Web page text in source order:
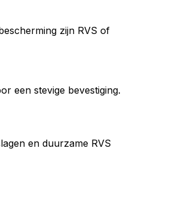
zijn RVS of
een stevige bevestiging.
en duurzame RVS